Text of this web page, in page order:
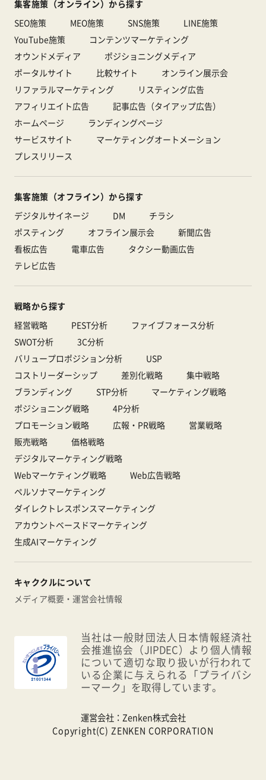
集客施策（オンライン）から探す
SEO施策
MEO施策 SNS施策
LINE施策
YouTube施策
コンテンツマーケティング
オウンドメディア
ポジショニングメディア
ポータルサイト
比較サイト
オンライン展示会
リファラルマーケティング
リスティング広告
アフィリエイト広告
記事広告（タイアップ広告）
ホームページ
ランディングページ
サービスサイト
マーケティングオートメーション
プレスリリース
集客施策（オフライン）から探す
デジタルサイネージ
DM
チラシ
ポスティング
オフライン展示会
新聞広告
看板広告
電車広告
タクシー動画広告
テレビ広告
戦略から探す
経営戦略
PEST分析
ファイブフォース分析
SWOT分析
3C分析
バリュープロポジション分析
USP
コストリーダーシップ
差別化戦略
集中戦略
ブランディング
STP分析
マーケティング戦略
ポジショニング戦略
4P分析
プロモーション戦略
広報・PR戦略
営業戦略
販売戦略
価格戦略
デジタルマーケティング戦略
Webマーケティング戦略
Web広告戦略
ペルソナマーケティング
ダイレクトレスポンスマーケティング
アカウントベースドマーケティング
生成AIマーケティング
キャククルについて
メディア概要・運営会社情報
当社は一般財団法人日本情報経済社
会推進協会（JIPDEC）より個人情報
について適切な取り扱いが行われて
いる企業に与えられる「プライバシ
ーマーク」を取得しています。
運営会社： Zenken株式会社
Copyright(C) ZENKEN CORPORATION